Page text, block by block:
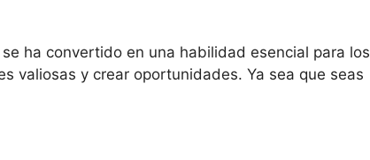
ha convertido en una habilidad esencial para los
valiosas y crear oportunidades. Ya sea que seas